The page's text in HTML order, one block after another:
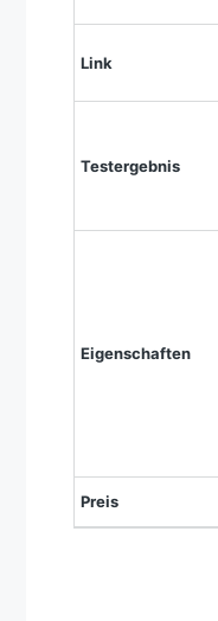
Link
Testergebnis
Eigenschaften
Preis